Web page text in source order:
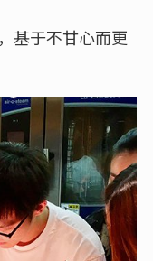
基于不甘心而更